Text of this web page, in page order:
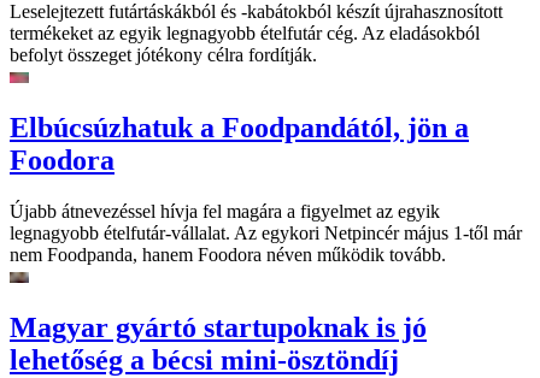
Leselejtezett futártáskákból és -kabátokból készít újrahasznosított
termékeket az egyik legnagyobb ételfutár cég. Az eladásokból
befolyt összeget jótékony célra fordítják.
Elbúcsúzhatuk a Foodpandától, jön a
Foodora
Újabb átnevezéssel hívja fel magára a figyelmet az egyik
legnagyobb ételfutár-vállalat. Az egykori Netpincér május 1-től már
nem Foodpanda, hanem Foodora néven működik tovább.
Magyar gyártó startupoknak is jó
lehetőség a bécsi mini-ösztöndíj